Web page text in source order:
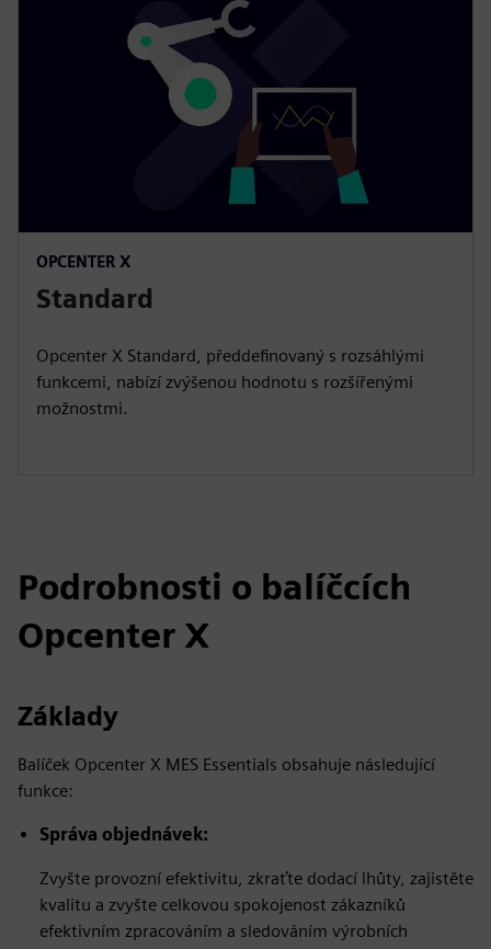
OPCENTER X
Standard
Opcenter X Standard, předdefinovaný s rozsáhlými
funkcemi, nabízí zvýšenou hodnotu s rozšířenými
možnostmi.
Podrobnosti o balíčcích
Opcenter X
Základy
Balíček Opcenter X MES Essentials obsahuje následující
funkce:
Správa objednávek:
Zvyšte provozní efektivitu, zkraťte dodací lhůty, zajistěte
kvalitu a zvyšte celkovou spokojenost zákazníků
efektivním zpracováním a sledováním výrobních